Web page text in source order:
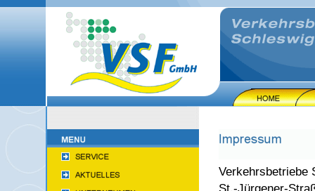
Verkehrsbetriebe
St.-Jürgener-